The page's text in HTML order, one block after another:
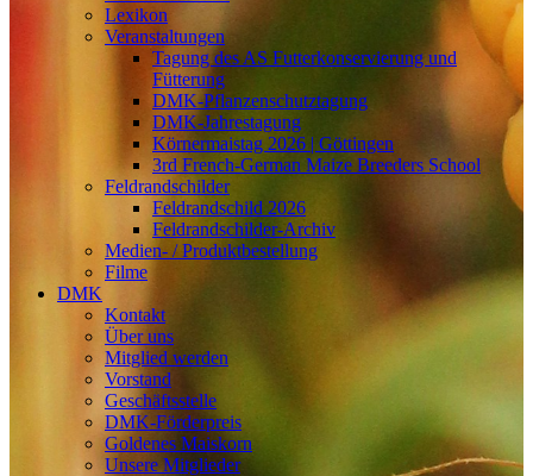
Lexikon
Veranstaltungen
Tagung des AS Futterkonservierung und
Fütterung
DMK-Pflanzenschutztagung
DMK-Jahrestagung
Körnermaistag 2026 | Göttingen
3rd French-German Maize Breeders School
Feldrandschilder
Feldrandschild 2026
Feldrandschilder-Archiv
Medien- / Produktbestellung
Filme
DMK
Kontakt
Über uns
Mitglied werden
Vorstand
Geschäftsstelle
DMK-Förderpreis
Goldenes Maiskorn
Unsere Mitglieder